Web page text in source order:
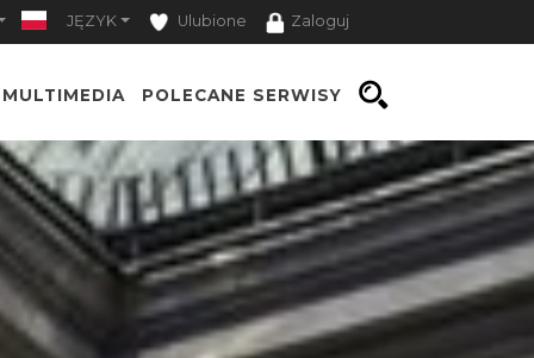
JĘZYK Ulubione Zaloguj
MULTIMEDIA POLECANE SERWISY